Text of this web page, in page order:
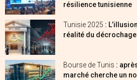
résilience tunisienne
Tunisie 2025 :
réalité du
Bourse de Tunis :
marché cherche un